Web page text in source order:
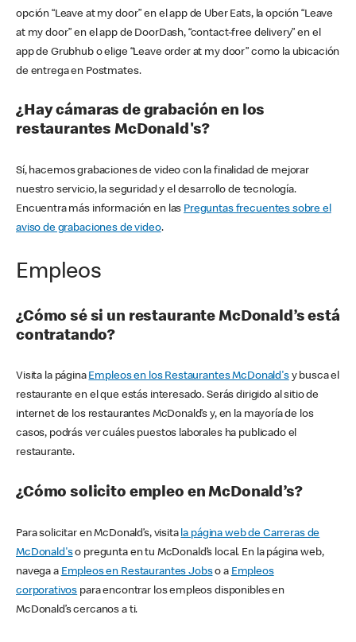
opción “Leave at my door” en el app de Uber Eats, la opción “Leave
at my door” en el app de DoorDash, “contact-free delivery” en el
app de Grubhub o elige “Leave order at my door” como la ubicación
de entrega en Postmates.
¿Hay cámaras de grabación en los
restaurantes McDonald's?
Sí, hacemos grabaciones de video con la finalidad de mejorar
nuestro servicio, la seguridad y el desarrollo de tecnología.
Encuentra más información en las Preguntas frecuentes sobre el
aviso de grabaciones de video.
Empleos
¿Cómo sé si un restaurante McDonald’s está
contratando?
Visita la página Empleos en los Restaurantes McDonald'sy busca el
restaurante en el que estás interesado. Serás dirigido al sitio de
internet de los restaurantes McDonald’s y, en la mayoría de los
casos, podrás ver cuáles puestos laborales ha publicado el
restaurante.
¿Cómo solicito empleo en McDonald’s?
Para solicitar en McDonald’s, visita la página web de Carreras de
McDonald'so pregunta en tu McDonald’s local. En la página web,
navega a Empleos en Restaurantes Jobso a Empleos
corporativos para encontrar los empleos disponibles en
McDonald’s cercanos a ti.